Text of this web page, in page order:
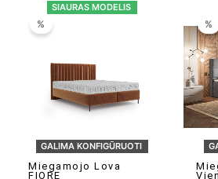
SIAURAS MODELIS
GALIMA KONFIGŪRUOTI
%
Miegamojo Lova
FIORE
%